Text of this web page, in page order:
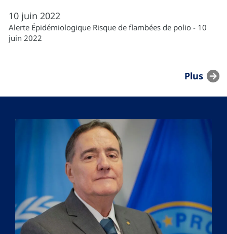
10 juin 2022
Alerte Épidémiologique Risque de flambées de polio - 10
juin 2022
Plus